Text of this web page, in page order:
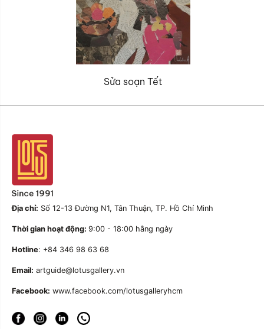
Sửa soạn Tết
Địa chỉ: Số 12-13 Đường N1, Tân Thuận, TP. Hồ Chí Minh
Thời gian hoạt động: 9:00 - 18:00 hằng ngày
Hotline: +84 346 98 63 68
Email: artguide@lotusgallery.vn
Facebook: www.facebook.com/lotusgalleryhcm